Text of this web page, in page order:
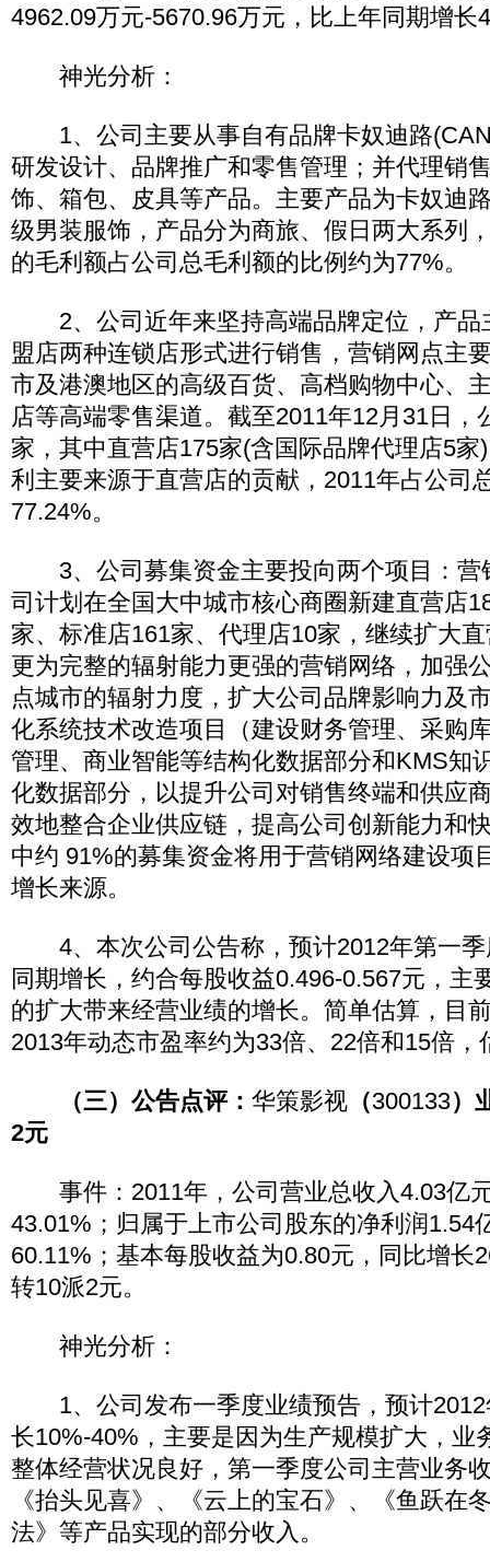
4962.09万元-5670.96万元，比上年同期增长
神光分析：
1、公司主要从事自有品牌卡奴迪路
研发设计、品牌推广和零售管理；并代理销
饰、箱包、皮具等产品。主要产品为卡奴迪
级男装服饰，产品分为商旅、假日两大系列
的毛利额占公司总毛利额的比例约为77%。
2、公司近年来坚持高端品牌定位，产品
盟店两种连锁店形式进行销售，营销网点主
市及港澳地区的高级百货、高档购物中心、
店等高端零售渠道。截至2011年12月31日，
家，其中直营店175家(含国际品牌代理店5家
利主要来源于直营店的贡献，2011年占公司
77.24%。
3、公司募集资金主要投向两个项目：营
司计划在全国大中城市核心商圈新建直营店
家、标准店161家、代理店10家，继续扩大
更为完整的辐射能力更强的营销网络，加强
点城市的辐射力度，扩大公司品牌影响力及
化系统技术改造项目（建设财务管理、采购
管理、商业智能等结构化数据部分和KMS知
化数据部分，以提升公司对销售终端和供应
效地整合企业供应链，提高公司创新能力和
中约 91%的募集资金将用于营销网络建设项
增长来源。
4、本次公司公告称，预计2012年第一季
同期增长，约合每股收益0.496-0.567元，主
的扩大带来经营业绩的增长。简单估算，目
2013年动态市盈率约为33倍、22倍和15倍，
（三）公告点评： 华策影视 （300133）
2元
事件：2011年，公司营业总收入4.03亿
43.01%；归属于上市公司股东的净利润1.54
60.11%；基本每股收益为0.80元，同比增长
转10派2元。
神光分析：
1、公司发布一季度业绩预告，预计2012
长10%-40%，主要是因为生产规模扩大，业
整体经营状况良好，第一季度公司主营业务
《抬头见喜》、《云上的宝石》、《鱼跃在
法》等产品实现的部分收入。